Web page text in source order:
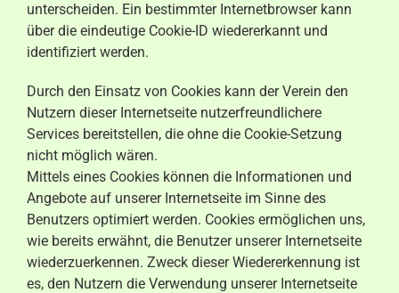
unterscheiden. Ein bestimmter Internetbrowser kann
über die eindeutige Cookie-ID wiedererkannt und
identifiziert werden.
Durch den Einsatz von Cookies kann der Verein den
Nutzern dieser Internetseite nutzerfreundlichere
Services bereitstellen, die ohne die Cookie-Setzung
nicht möglich wären.
Mittels eines Cookies können die Informationen und
Angebote auf unserer Internetseite im Sinne des
Benutzers optimiert werden. Cookies ermöglichen uns,
wie bereits erwähnt, die Benutzer unserer Internetseite
wiederzuerkennen. Zweck dieser Wiedererkennung ist
es, den Nutzern die Verwendung unserer Internetseite